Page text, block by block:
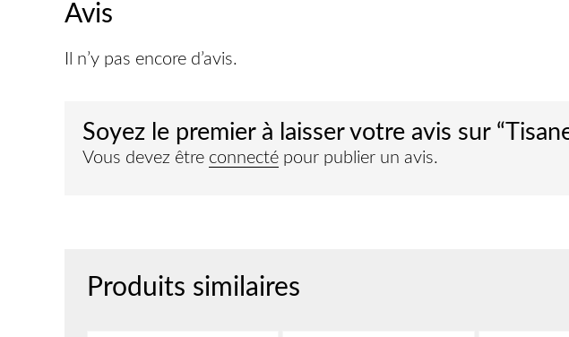
Avis
Il n’y pas encore d’avis.
Soyez le premier à laisser votre avis sur
Vous devez être connecté pour publier un avis.
Produits similaires